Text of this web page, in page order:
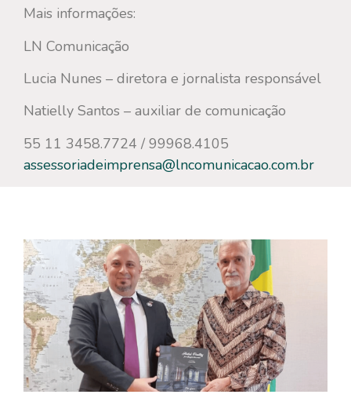
Mais informações:
LN Comunicação
Lucia Nunes – diretora e jornalista responsável
Natielly Santos – auxiliar de comunicação
55 11 3458.7724 / 99968.4105
assessoriadeimprensa@lncomunicacao.com.br